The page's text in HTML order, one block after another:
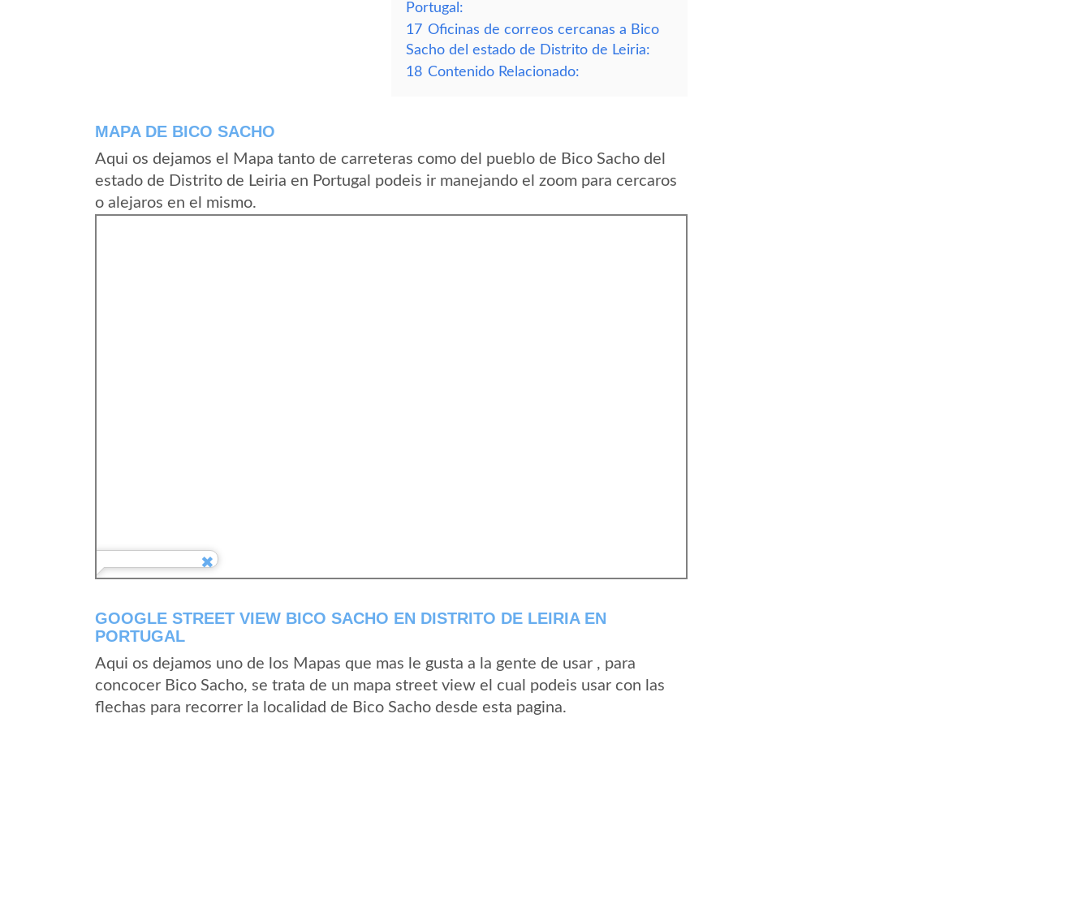
Portugal:
17 Oficinas de correos cercanas a Bico
Sacho del estado de Distrito de Leiria:
18 Contenido Relacionado:
MAPA DE BICO SACHO
Aqui os dejamos el Mapa tanto de carreteras como del pueblo de Bico Sacho del
estado de Distrito de Leiria en Portugal podeis ir manejando el zoom para cercaros
o alejaros en el mismo.
GOOGLE STREET VIEW BICO SACHO EN DISTRITO DE LEIRIA EN
PORTUGAL
Aqui os dejamos uno de los Mapas que mas le gusta a la gente de usar , para
concocer Bico Sacho, se trata de un mapa street view el cual podeis usar con las
flechas para recorrer la localidad de Bico Sacho desde esta pagina.